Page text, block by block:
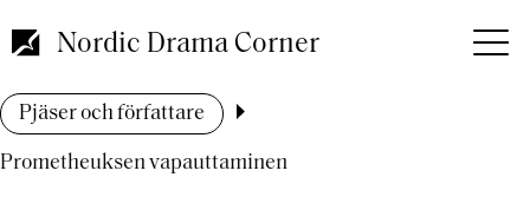
till
huvudinnehåll
Nordic Drama Corner
Länkstig
Pjäser och författare
Prometheuksen vapauttaminen